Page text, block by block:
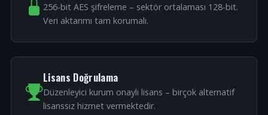
256-bit AES şifreleme – sektör ortalaması 128-bit.
Veri aktarımı tam korumalı.
Lisans Doğrulama
Düzenleyici kurum onaylı lisans – birçok alternatif
lisanssız hizmet vermektedir.